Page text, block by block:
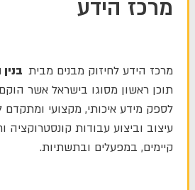
מרכז הידע
מרכז הידע לחיזוק מבנים מבית
תוכן ראשון מסוגו בישראל אשר
לספק מידע איכותי, מקצועי ומתקדם
עיצוב וביצוע עבודות קונסטרוקציה
קיימים, במפעלים ובתשתיות.